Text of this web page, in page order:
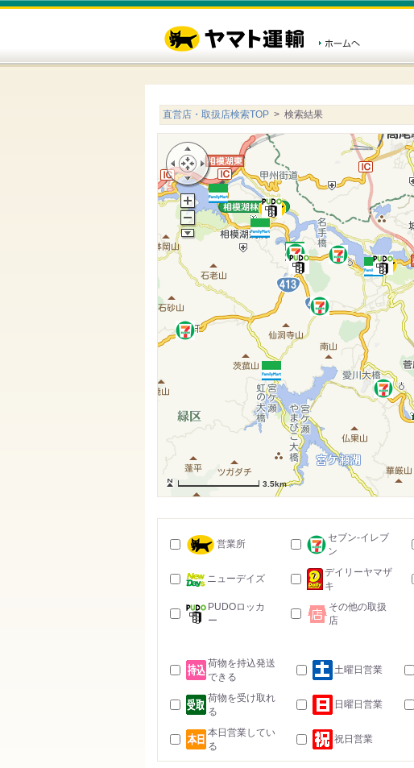
直営店・取扱店検索TOP > 検索結果
3.5km
営業所
セブン-イレブ
ン
ニューデイズ
デイリーヤマザ
キ
PUDOロッカ
ー
その他の取扱
店
荷物を持込発送
できる
土曜日営業
荷物を受け取れ
る
日曜日営業
本日営業してい
る
祝日営業